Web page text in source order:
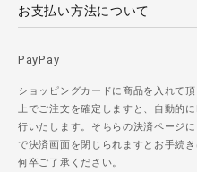
お支払い方法について
PayPay
ショッピングカードに商品を入れて
上でご注文を確定しますと、自動的
行いたします。そちらの決済ページ
で決済画面を閉じられますとお手続
何卒ご了承ください。